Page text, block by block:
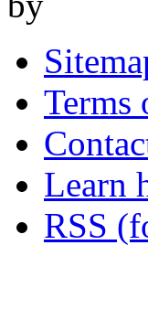
Terms
Learn
RSS